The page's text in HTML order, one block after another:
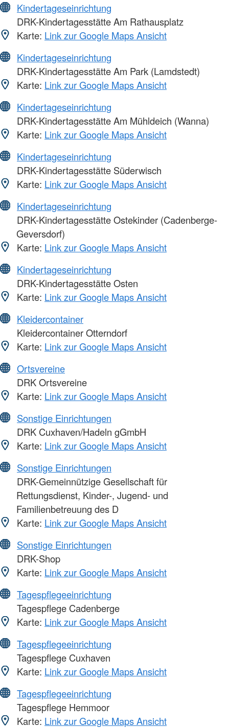
Kindertageseinrichtung
DRK-Kindertagesstätte Am Rathausplatz
Karte: Link zur Google Maps Ansicht
Kindertageseinrichtung
DRK-Kindertagesstätte Am Park (Lamdstedt)
Karte: Link zur Google Maps Ansicht
Kindertageseinrichtung
DRK-Kindertagesstätte Am Mühldeich (Wanna)
Karte: Link zur Google Maps Ansicht
Kindertageseinrichtung
DRK-Kindertagesstätte Süderwisch
Karte: Link zur Google Maps Ansicht
Kindertageseinrichtung
DRK-Kindertagesstätte Ostekinder (Cadenberge-
Geversdorf)
Karte: Link zur Google Maps Ansicht
Kindertageseinrichtung
DRK-Kindertagesstätte Osten
Karte: Link zur Google Maps Ansicht
Kleidercontainer
Kleidercontainer Otterndorf
Karte: Link zur Google Maps Ansicht
Ortsvereine
DRK Ortsvereine
Karte: Link zur Google Maps Ansicht
Sonstige Einrichtungen
DRK Cuxhaven/Hadeln gGmbH
Karte: Link zur Google Maps Ansicht
Sonstige Einrichtungen
DRK-Gemeinnützige Gesellschaft für
Rettungsdienst, Kinder-, Jugend- und
Familienbetreuung des D
Karte: Link zur Google Maps Ansicht
Sonstige Einrichtungen
DRK-Shop
Karte: Link zur Google Maps Ansicht
Tagespflegeeinrichtung
Tagespflege Cadenberge
Karte: Link zur Google Maps Ansicht
Tagespflegeeinrichtung
Tagespflege Cuxhaven
Karte: Link zur Google Maps Ansicht
Tagespflegeeinrichtung
Tagespflege Hemmoor
Karte: Link zur Google Maps Ansicht